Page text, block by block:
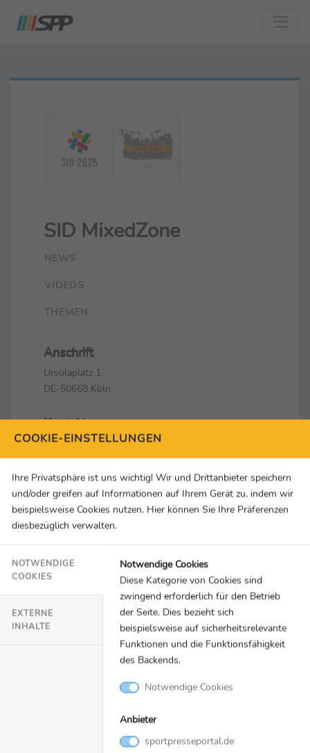
SID MixedZone
NEWS
VIDEOS
THEMEN
Anschrift
Ursulaplatz 1
DE-50668 Köln
Kontakt
+49 221 99880 0
redaktion@sid-marketing.de
Social Media & Links
COOKIE-EINSTELLUNGEN
Ihre Privatsphäre ist uns wichtig! Wir und Drittanbieter speichern
und/oder greifen auf Informationen auf Ihrem Gerät zu, indem wir
beispielsweise Cookies nutzen. Hier können Sie Ihre Präferenzen
diesbezüglich verwalten.
NOTWENDIGE
COOKIES
EXTERNE
INHALTE
Notwendige Cookies
Diese Kategorie von Cookies sind
zwingend erforderlich für den Betrieb
der Seite. Dies bezieht sich
beispielsweise auf sicherheitsrelevante
Funktionen und die Funktionsfähigkeit
des Backends.
Notwendige Cookies
Anbieter
sportpresseportal.de